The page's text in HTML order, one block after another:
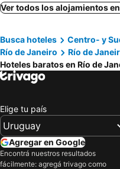
Socialtel Copacabana
Mar Ipanema Hotel
Lifestyle Laghetto
Windsor Plaza Copacabana
ibis budget RJ Praia de Botafogo
Windsor Barra Hotel
Windsor Marapendi
Saionara Hotel
Ver todos los alojamientos
Busca hoteles Centro- y
Río de Janeiro
Río de
Hoteles baratos en Río de
Elige tu país
Agregar en Google
Encontrá nuestros resultados
fácilmente: agregá trivago como